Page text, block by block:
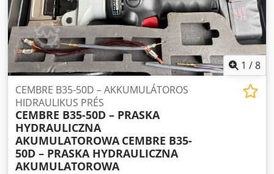
1 /8
CEMBRE B35-50D – AKKUMULÁTOROS
HIDRAULIKUS PRÉS
CEMBRE B35-50D – PRASKA
HYDRAULICZNA
AKUMULATOROWA CEMBRE B35-
50D – PRASKA HYDRAULICZNA
AKUMULATOROWA